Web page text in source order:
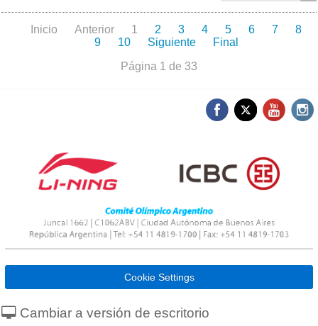
Inicio Anterior 1 2 3 4 5 6 7
8
9
10 Siguiente
Final
Página 1 de 33
Cookie Settings
Cambiar a versión de escritorio